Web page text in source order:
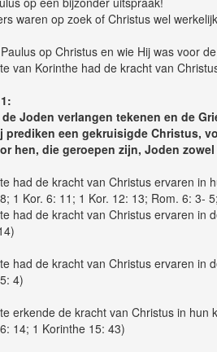
waren op zoek of Christus wel
op Christus en wie Hij was voor
van Korinthe had de kracht van
de Joden verlangen tekenen en de
prediken een gekruisigde Christus,
hen, die geroepen zijn, Joden
had de kracht van Christus ervaren in
1 Kor. 6: 11; 1 Kor. 12: 13; Rom. 6: 3-
had de kracht van Christus ervaren in
had de kracht van Christus ervaren in
4)
erkende de kracht van Christus in hun
14; 1 Korinthe 15: 43)